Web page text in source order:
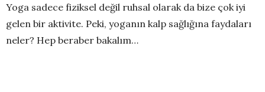
Yoga sadece fiziksel değil ruhsal olarak da bize çok iyi
gelen bir aktivite. Peki, yoganın kalp sağlığına faydaları
neler? Hep beraber bakalım…